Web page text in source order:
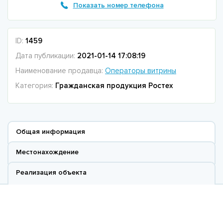
Показать номер телефона
ID: 1459
Дата публикации: 2021-01-14 17:08:19
Наименование продавца: Операторы витрины
Категория: Гражданская продукция Ростех
Общая информация
Местонахождение
Реализация объекта